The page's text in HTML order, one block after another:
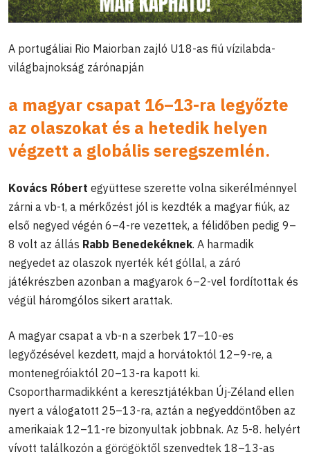
A portugáliai Rio Maiorban zajló U18-as fiú vízilabda-
világbajnokság zárónapján
a magyar csapat 16–13-ra legyőzte
az olaszokat és a hetedik helyen
végzett a globális seregszemlén.
Kovács Róbert együttese szerette volna sikerélménnyel
zárni a vb-t, a mérkőzést jól is kezdték a magyar fiúk, az
első negyed végén 6–4-re vezettek, a félidőben pedig 9–
8 volt az állás Rabb Benedekéknek. A harmadik
negyedet az olaszok nyerték két góllal, a záró
játékrészben azonban a magyarok 6–2-vel fordítottak és
végül háromgólos sikert arattak.
A magyar csapat a vb-n a szerbek 17–10-es
legyőzésével kezdett, majd a horvátoktól 12–9-re, a
montenegróiaktól 20–13-ra kapott ki.
Csoportharmadikként a keresztjátékban Új-Zéland ellen
nyert a válogatott 25–13-ra, aztán a negyeddöntőben az
amerikaiak 12–11-re bizonyultak jobbnak. Az 5-8. helyért
vívott találkozón a görögöktől szenvedtek 18–13-as